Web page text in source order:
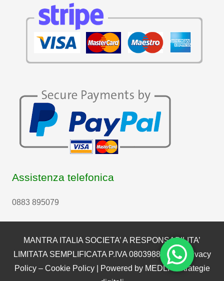
Assistenza telefonica
0883 895079
MANTRA ITALIA SOCIETA’ A RESPONSABILITA’
LIMITATA SEMPLIFICATA P.IVA 08039880722 | Privacy
Policy– Cookie Policy| Powered by MEDLI – Strategie